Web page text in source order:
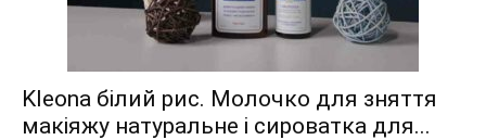
Kleona білий рис. Молочко для зняття
макіяжу натуральне і сироватка для...